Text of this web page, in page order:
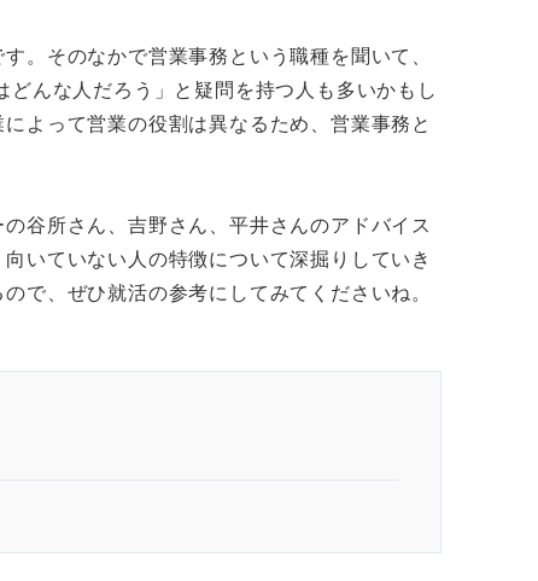
。そのなかで営業事務という職種を聞いて、
どんな人だろう」と疑問を持つ人も多いかもし
よって営業の役割は異なるため、営業事務と
谷所さん、吉野さん、平井さんのアドバイス
いていない人の特徴について深掘りしていき
で、ぜひ就活の参考にしてみてくださいね。